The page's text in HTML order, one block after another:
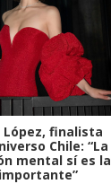
López, finalista
Chile: “La
mental sí es la